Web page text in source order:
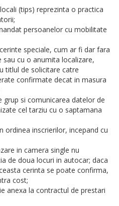
(tips) reprezinta o practica
persoanelor cu mobilitate
speciale, cum ar fi dar fara
cu o anumita localizare,
titlul de solicitare catre
confirmate decat in masura
grup si comunicarea datelor de
cel tarziu cu o saptamana
ordinea inscrierilor, incepand cu
in camera single nu
de doua locuri in autocar; daca
cerinta se poate confirma,
cost;
anexa la contractul de prestari